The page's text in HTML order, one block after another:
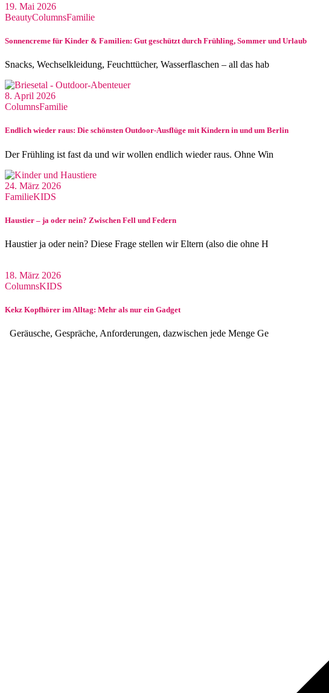
19. Mai 2026
BeautyColumnsFamilie
Sonnencreme für Kinder & Familien: Gut geschützt durch Frühling, Sommer und Urlaub
Snacks, Wechselkleidung, Feuchttücher, Wasserflaschen – all das hab
8. April 2026
ColumnsFamilie
Endlich wieder raus: Die schönsten Outdoor-Ausflüge mit Kindern in und um Berlin
Der Frühling ist fast da und wir wollen endlich wieder raus. Ohne Win
24. März 2026
FamilieKIDS
Haustier – ja oder nein? Zwischen Fell und Federn
Haustier ja oder nein? Diese Frage stellen wir Eltern (also die ohne H
18. März 2026
ColumnsKIDS
Kekz Kopfhörer im Alltag: Mehr als nur ein Gadget
Geräusche, Gespräche, Anforderungen, dazwischen jede Menge Ge